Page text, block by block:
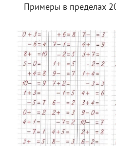
Примеры в пределах